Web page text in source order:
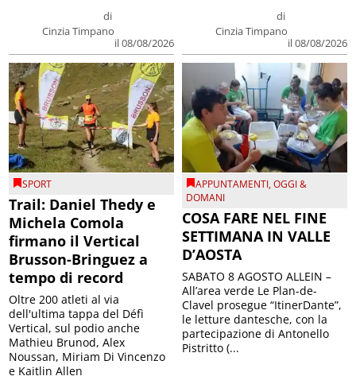
di
Cinzia Timpano
il 08/08/2026
di
Cinzia Timpano
il 08/08/2026
SPORT
Trail: Daniel Thedy e
Michela Comola
firmano il Vertical
Brusson-Bringuez a
tempo di record
Oltre 200 atleti al via
dell'ultima tappa del Défì
Vertical, sul podio anche
Mathieu Brunod, Alex
Noussan, Miriam Di Vincenzo
e Kaitlin Allen
APPUNTAMENTI,OGGI &
DOMANI
COSA FARE NEL FINE
SETTIMANA IN VALLE
D’AOSTA
SABATO 8 AGOSTO ALLEIN –
All’area verde Le Plan-de-
Clavel prosegue “ItinerDante”,
le letture dantesche, con la
partecipazione di Antonello
Pistritto (...